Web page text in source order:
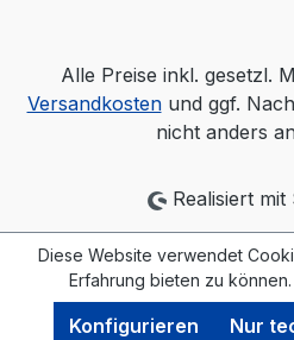
Alle Preise inkl. gesetzl.
Versandkostenund ggf.
nicht anders
Realisiert
Diese Website verwendet
Erfahrung bieten zu können.
Nur
Konfigurieren